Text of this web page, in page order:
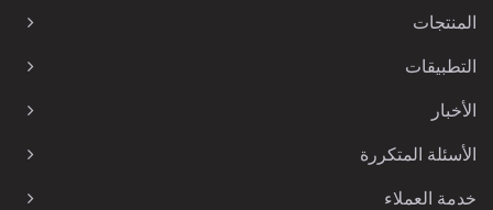
المنتجات
التطبيقات
الأخبار
الأسئلة المتكررة
خدمة العملاء